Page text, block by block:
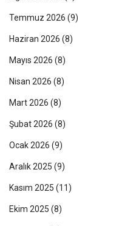
Temmuz 2026 (9)
Haziran 2026 (8)
Mayıs 2026 (8)
Nisan 2026 (8)
Mart 2026 (8)
Şubat 2026 (8)
Ocak 2026 (9)
Aralık 2025 (9)
Kasım 2025 (11)
Ekim 2025 (8)